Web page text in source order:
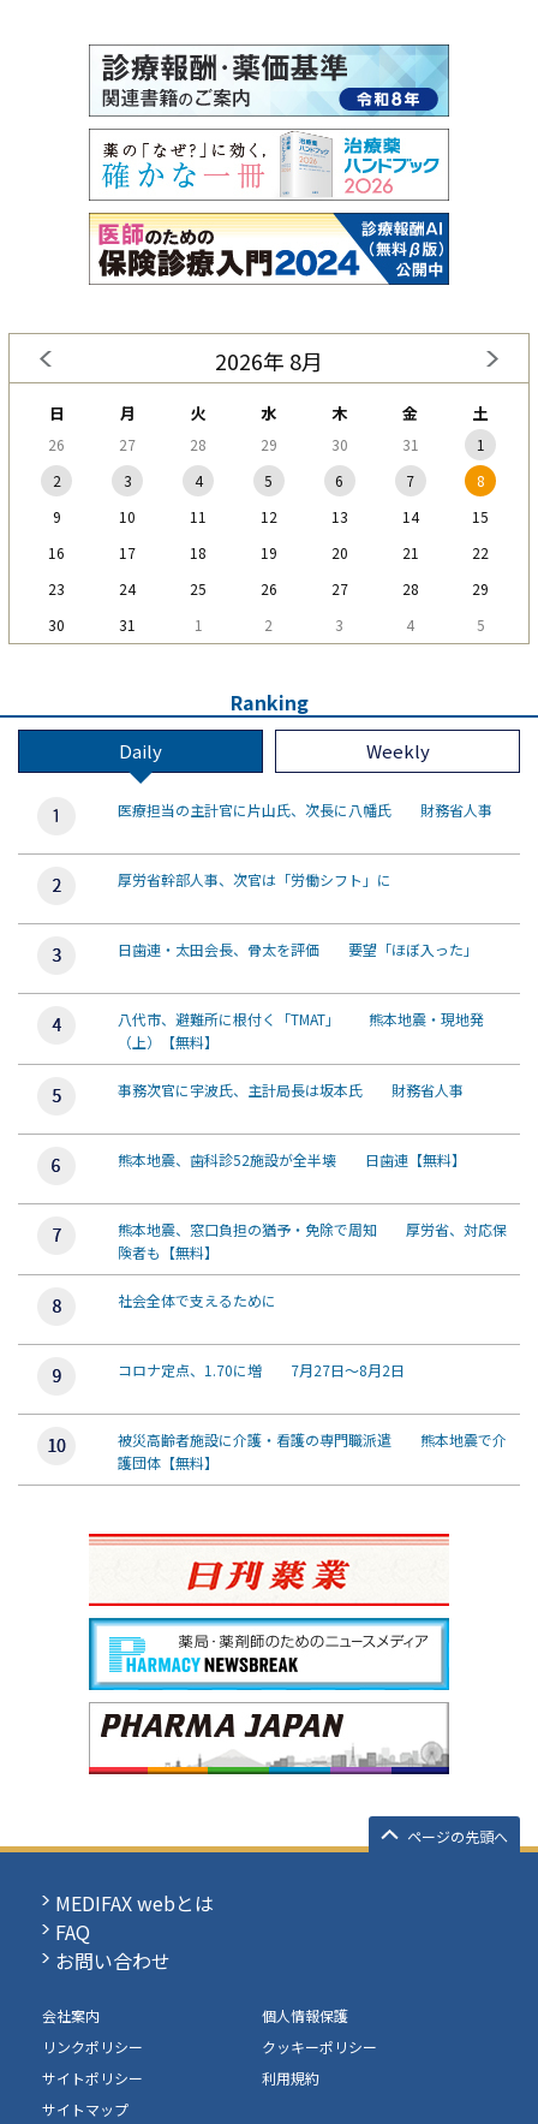
2026年 8月
日 月 火 水 木 金 土
26 27 28 29 30 31
1
2
3 4 5 6 7
8
9
10 11 12 13 14
15
16
17 18 19 20 21
22
23
24 25 26 27 28
29
30
31 1 2 3 4 5
Ranking
Daily Weekly
医療担当の主計官に片山氏、次長に八幡氏 財務省人事
厚労省幹部人事、次官は「労働シフト」に
日歯連・太田会長、骨太を評価 要望「ほぼ入った」
八代市、避難所に根付く「TMAT」 熊本地震・現地発
（上）【無料】
事務次官に宇波氏、主計局長は坂本氏 財務省人事
熊本地震、歯科診52施設が全半壊 日歯連【無料】
熊本地震、窓口負担の猶予・免除で周知 厚労省、対応保
険者も【無料】
社会全体で支えるために
コロナ定点、1.70に増 7月27日～8月2日
被災高齢者施設に介護・看護の専門職派遣 熊本地震で介
護団体【無料】
ページの先頭へ
MEDIFAX webとは
FAQ
お問い合わせ
会社案内
個人情報保護
リンクポリシー
クッキーポリシー
サイトポリシー
利用規約
サイトマップ